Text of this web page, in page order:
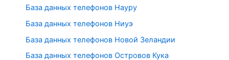
База данных телефонов Науру
База данных телефонов Ниуэ
База данных телефонов Новой Зеландии
База данных телефонов Островов Кука